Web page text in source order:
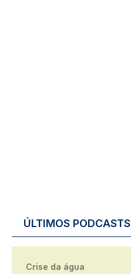
ÚLTIMOS PODCASTS
Crise da água